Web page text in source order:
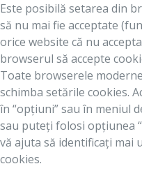
Este posibilă setarea din
să nu mai fie acceptate
orice website că nu
browserul să accepte
Toate browserele
schimba setările cookies.
în “opțiuni” sau în meniul
sau puteți folosi opțiunea
vă ajuta să identificați mai
cookies.